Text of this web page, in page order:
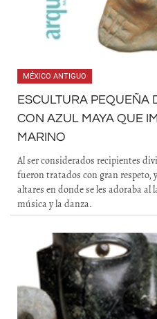
MÉXICO ANTIGUO
ESCULTURA PEQUEÑA
CON AZUL MAYA QUE
MARINO
Al ser considerados recipientes
fueron tratados con gran respeto,
altares en donde se les adoraba al
música y la danza.